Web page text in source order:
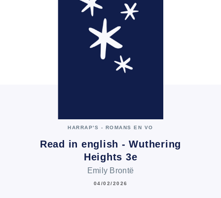
HARRAP'S - ROMANS EN VO
Read in english - Wuthering
Heights 3e
Emily Brontë
04/02/2026